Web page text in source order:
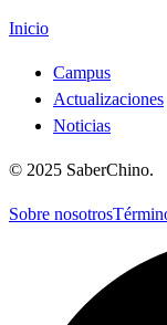
Inicio
Campus
Actualizaciones
Noticias
© 2025 SaberChino.
Sobre nosotros